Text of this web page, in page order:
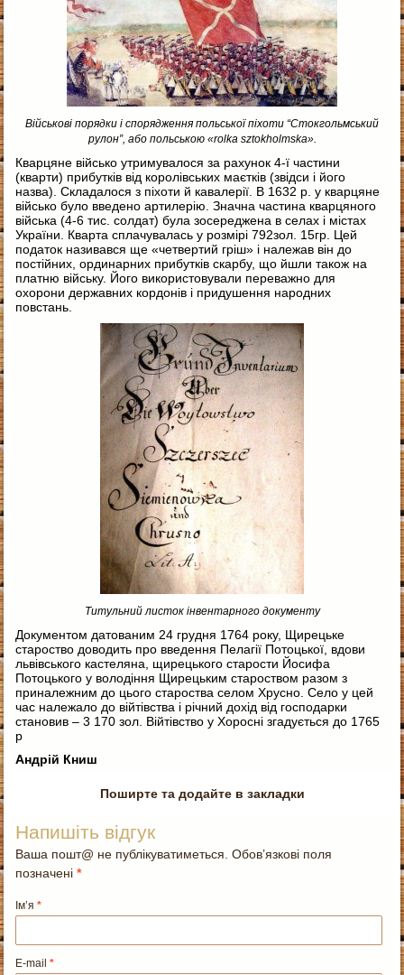
Військові порядки і спорядження польської піхоти “Стокгольмський
рулон”, або польською «rolka sztokholmska».
Кварцяне військо утримувалося за рахунок 4-ї частини
(кварти) прибутків від королівських маєтків (звідси і його
назва). Складалося з піхоти й кавалерії. В 1632 р. у кварцяне
військо було введено артилерію. Значна частина кварцяного
війська (4-6 тис. солдат) була зосереджена в селах і містах
України. Кварта сплачувалась у розмірі 792зол. 15гр. Цей
податок називався ще «четвертий гріш» і належав він до
постійних, ординарних прибутків скарбу, що йшли також на
платню війську. Його використовували переважно для
охорони державних кордонів і придушення народних
повстань.
Титульний листок інвентарного документу
Документом датованим 24 грудня 1764 року, Щирецьке
староство доводить про введення Пелагії Потоцької, вдови
львівського кастеляна, щирецького старости Йосифа
Потоцького у володіння Щирецьким староством разом з
приналежним до цього староства селом Хрусно. Село у цей
час належало до війтівства і річний дохід від господарки
становив – 3 170 зол. Війтівство у Хоросні згадується до 1765
р
Андрій Книш
Поширте та додайте в закладки
Напишіть відгук
Ваша пошт@ не публікуватиметься. Обов’язкові поля
позначені*
Ім’я*
E-mail*